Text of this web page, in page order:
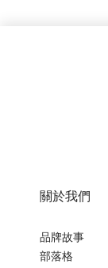
關於我們
品牌故事
部落格